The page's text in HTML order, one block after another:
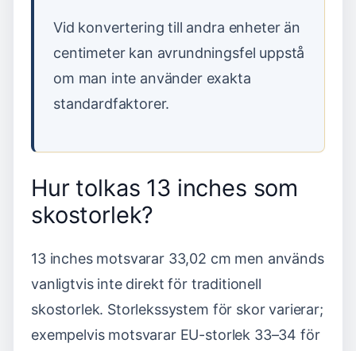
Vid konvertering till andra enheter än
centimeter kan avrundningsfel uppstå
om man inte använder exakta
standardfaktorer.
Hur tolkas 13 inches som
skostorlek?
13 inches motsvarar 33,02 cm men används
vanligtvis inte direkt för traditionell
skostorlek. Storlekssystem för skor varierar;
exempelvis motsvarar EU-storlek 33–34 för